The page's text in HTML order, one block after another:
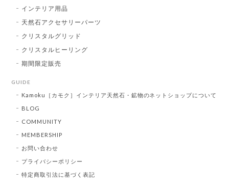
インテリア用品
天然石アクセサリーパーツ
クリスタルグリッド
クリスタルヒーリング
期間限定販売
GUIDE
Kamoku［カモク］インテリア天然石・鉱物のネットショップについて
BLOG
COMMUNITY
MEMBERSHIP
お問い合わせ
プライバシーポリシー
特定商取引法に基づく表記